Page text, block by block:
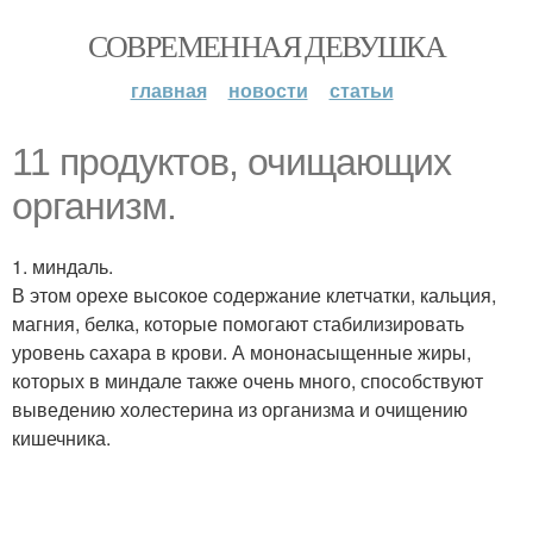
СОВРЕМЕННАЯ ДЕВУШКА
главная новости статьи
11 продуктов, очищающих
организм.
1. миндаль.
В этом орехе высокое содержание клетчатки, кальция,
магния, белка, которые помогают стабилизировать
уровень сахара в крови. А мононасыщенные жиры,
которых в миндале также очень много, способствуют
выведению холестерина из организма и очищению
кишечника.